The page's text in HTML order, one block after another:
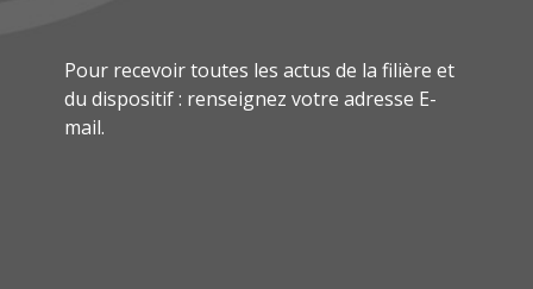
Pour recevoir toutes les actus de la filière et
du dispositif : renseignez votre adresse E-
mail.